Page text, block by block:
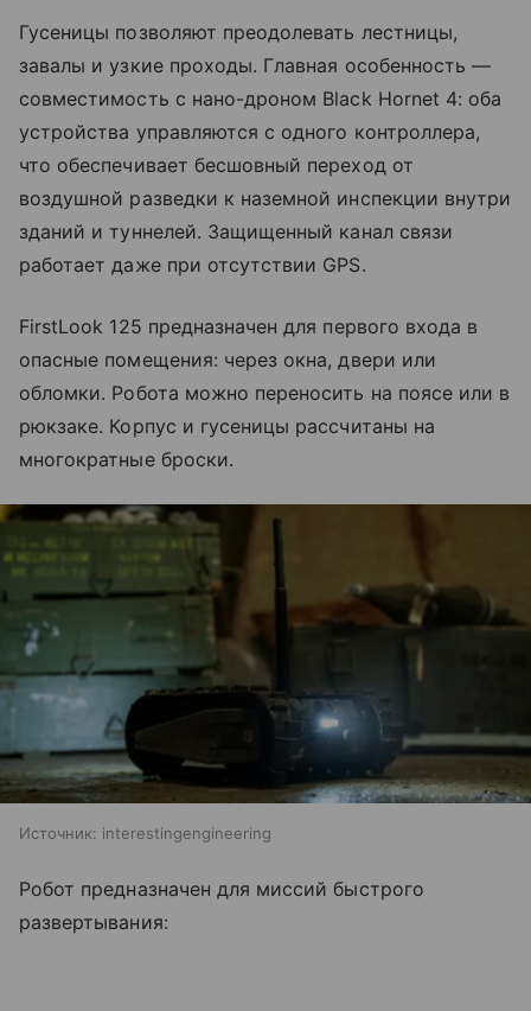
Гусеницы позволяют преодолевать лестницы,
завалы и узкие проходы. Главная особенность —
совместимость с нано-дроном Black Hornet 4: оба
устройства управляются с одного контроллера,
что обеспечивает бесшовный переход от
воздушной разведки к наземной инспекции внутри
зданий и туннелей. Защищенный канал связи
работает даже при отсутствии GPS.
FirstLook 125 предназначен для первого входа в
опасные помещения: через окна, двери или
обломки. Робота можно переносить на поясе или в
рюкзаке. Корпус и гусеницы рассчитаны на
многократные броски.
Источник: interestingengineering
Робот предназначен для миссий быстрого
развертывания: